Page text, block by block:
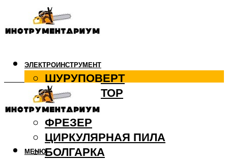
ЭЛЕКТРОИНСТРУМЕНТ
ШУРУПОВЕРТ
ПЕРФОРАТОР
ДРЕЛЬ
ФРЕЗЕР
ЦИРКУЛЯРНАЯ ПИЛА
БОЛГАРКА
МЕНЮ